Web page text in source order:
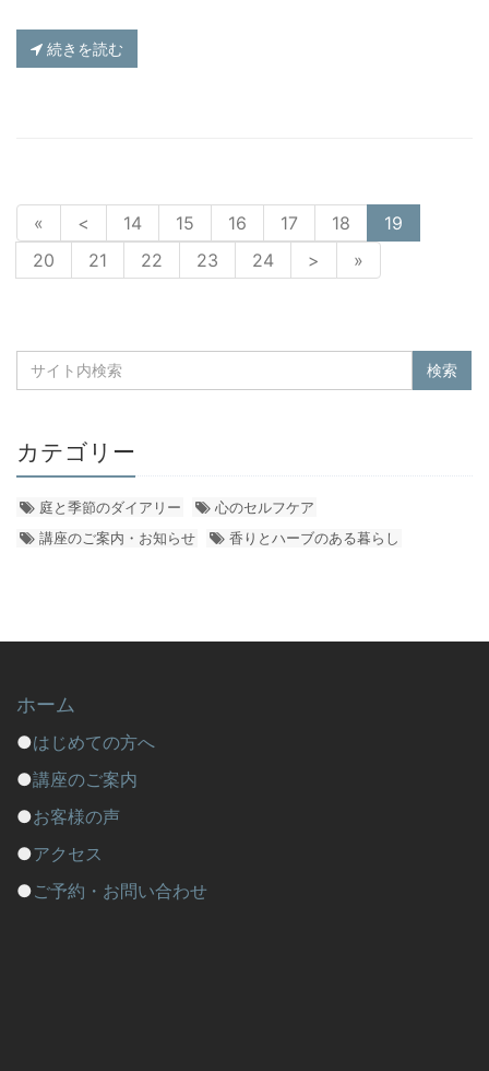
続きを読む
« < 14 15 16 17 18
19
20
21 22 23 24 > »
カテゴリー
庭と季節のダイアリー
心のセルフケア
講座のご案内・お知らせ
香りとハーブのある暮らし
ホーム
●はじめての方へ
●講座のご案内
●お客様の声
●アクセス
●ご予約・お問い合わせ